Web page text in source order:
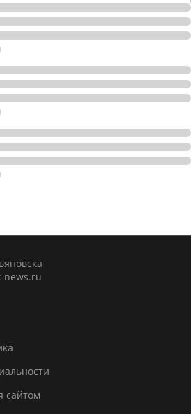
news.ru
сайтом